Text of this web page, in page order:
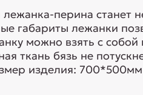
лежанка-перина станет
габариты лежанки
можно взять с
ткань бязь не
изделия: